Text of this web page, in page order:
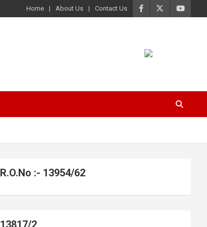
Home About Us Contact Us
R.O.No :- 13954/62
13817/2